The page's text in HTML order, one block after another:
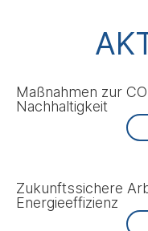
Maßnahmen zur
Nachhaltigkeit
Zukunftssichere
Energieeffizienz